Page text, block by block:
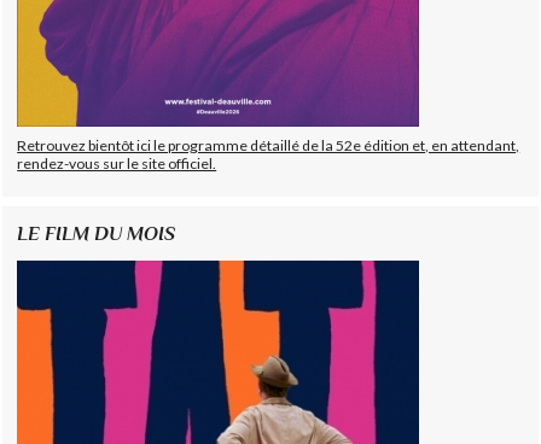
Retrouvez bientôt ici le programme détaillé de la 52e édition et, en attendant,
rendez-vous sur le site officiel.
LE FILM DU MOIS